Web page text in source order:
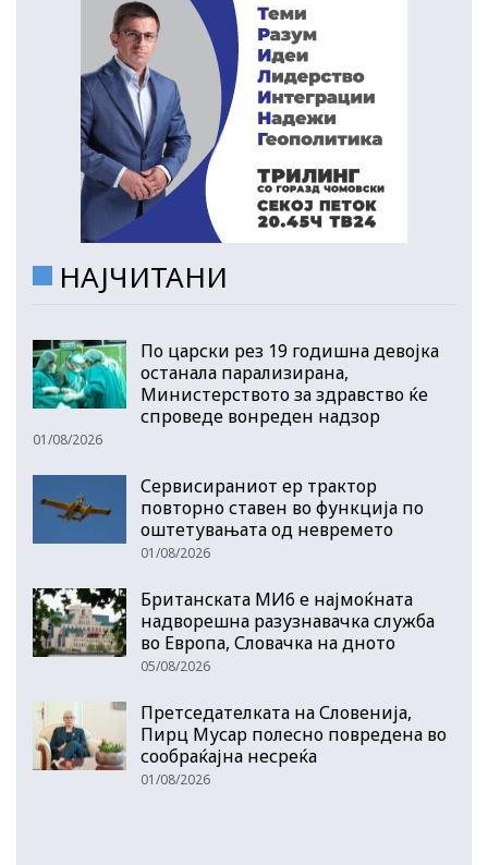
НАЈЧИТАНИ
По царски рез 19 годишна девојка
останала парализирана,
Министерството за здравство ќе
спроведе вонреден надзор
01/08/2026
Сервисираниот ер трактор
повторно ставен во функција по
оштетувањата од невремето
01/08/2026
Британската МИ6 е најмоќната
надворешна разузнавачка служба
во Европа, Словачка на дното
05/08/2026
Претседателката на Словенија,
Пирц Мусар полесно повредена во
сообраќајна несреќа
01/08/2026